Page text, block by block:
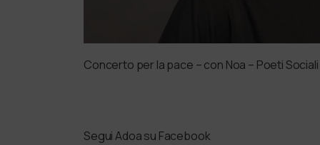
Concerto per la pace – con Noa – Poeti Sociali
Segui Adoa su Facebook